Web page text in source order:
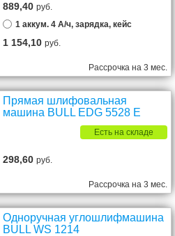
889,40руб.
1 аккум. 4 А/ч, зарядка, кейс
1 154,10руб.
Рассрочка на 3 мес.
Прямая шлифовальная
машина BULL EDG 5528 E
Есть на складе
298,60руб.
Рассрочка на 3 мес.
Одноручная углошлифмашина
BULL WS 1214